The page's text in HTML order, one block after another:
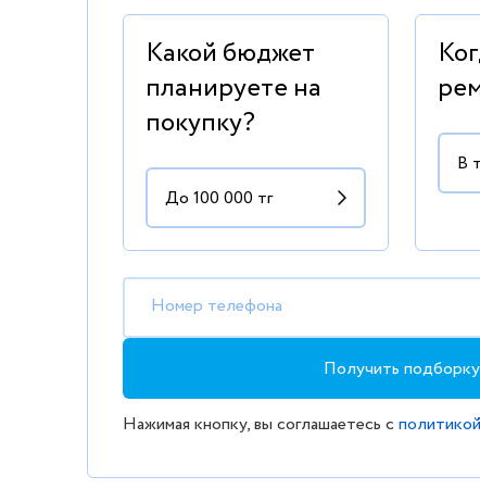
Какой бюджет
планируете на
покупку?
Номер телефона
Получить подборку
Нажимая кнопку, вы соглашаетесь с